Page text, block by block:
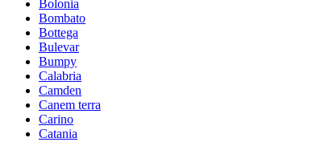
Bolonia
Bombato
Bottega
Bulevar
Bumpy
Calabria
Camden
Canem terra
Carino
Catania